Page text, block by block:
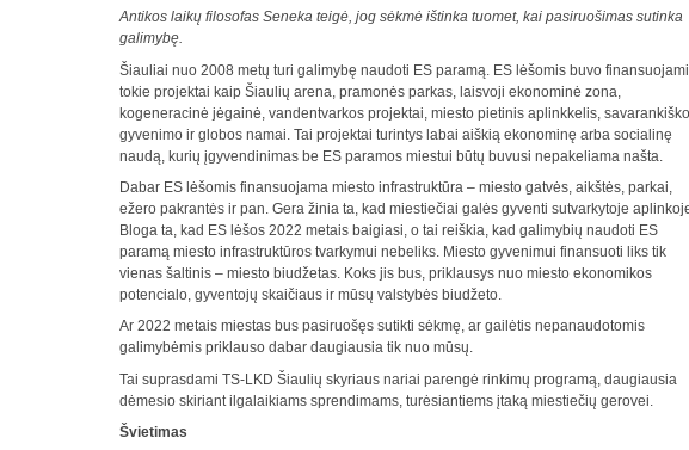
Antikos laikų filosofas Seneka teigė, jog sėkmė ištinka tuomet, kai pasiruošimas sutinka
galimybę.
Šiauliai nuo 2008 metų turi galimybę naudoti ES paramą. ES lėšomis buvo finansuojami
tokie projektai kaip Šiaulių arena, pramonės parkas, laisvoji ekonominė zona,
kogeneracinė jėgainė, vandentvarkos projektai, miesto pietinis aplinkkelis, savarankiško
gyvenimo ir globos namai. Tai projektai turintys labai aiškią ekonominę arba socialinę
naudą, kurių įgyvendinimas be ES paramos miestui būtų buvusi nepakeliama našta.
Dabar ES lėšomis finansuojama miesto infrastruktūra – miesto gatvės, aikštės, parkai,
ežero pakrantės ir pan. Gera žinia ta, kad miestiečiai galės gyventi sutvarkytoje
Bloga ta, kad ES lėšos 2022 metais baigiasi, o tai reiškia, kad galimybių naudoti ES
paramą miesto infrastruktūros tvarkymui nebeliks. Miesto gyvenimui finansuoti liks tik
vienas šaltinis – miesto biudžetas. Koks jis bus, priklausys nuo miesto ekonomikos
potencialo, gyventojų skaičiaus ir mūsų valstybės biudžeto.
Ar 2022 metais miestas bus pasiruošęs sutikti sėkmę, ar gailėtis nepanaudotomis
galimybėmis priklauso dabar daugiausia tik nuo mūsų.
Tai suprasdami TS-LKD Šiaulių skyriaus nariai parengė rinkimų programą, daugiausia
dėmesio skiriant ilgalaikiams sprendimams, turėsiantiems įtaką miestiečių gerovei.
Švietimas